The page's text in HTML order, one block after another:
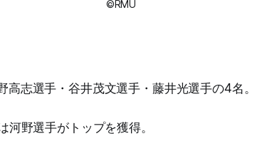
©RMU
高志選手・谷井茂文選手・藤井光選手の4名。
河野選手がトップを獲得。